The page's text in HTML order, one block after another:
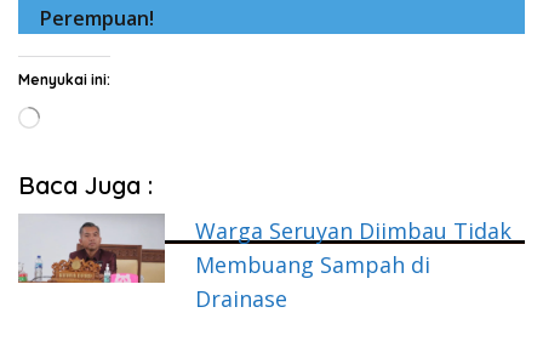
Perempuan!
Menyukai ini:
Memuat...
Baca Juga :
Warga Seruyan Diimbau Tidak
Membuang Sampah di
Drainase